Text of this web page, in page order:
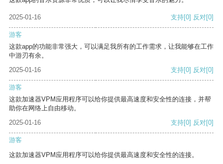
2025-01-16 支持[0] 反对[0]
游客
这款app的功能非常强大，可以满足我所有的工作需求，让我能够在工作
中游刃有余。
2025-01-16
支持[0] 反对[0]
游客
这款加速器VPM应用程序可以给你提供最高速度和安全性的连接，并帮
助你在网络上自由移动。
2025-01-16
支持[0] 反对[0]
游客
这款加速器VPM应用程序可以给你提供最高速度和安全性的连接。